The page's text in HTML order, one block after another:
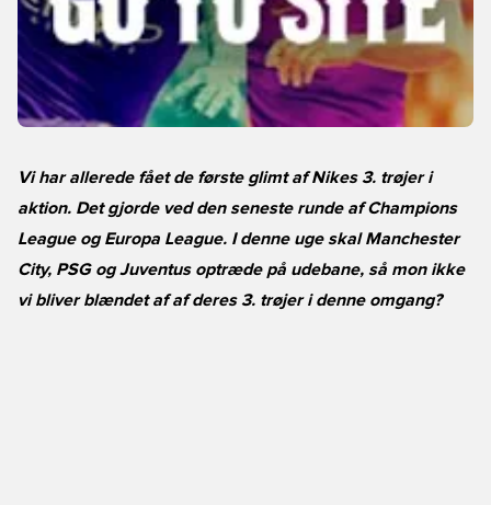
Vi har allerede fået de første glimt af Nikes 3. trøjer i
aktion. Det gjorde ved den seneste runde af Champions
League og Europa League. I denne uge skal Manchester
City, PSG og Juventus optræde på udebane, så mon ikke
vi bliver blændet af af deres 3. trøjer i denne omgang?